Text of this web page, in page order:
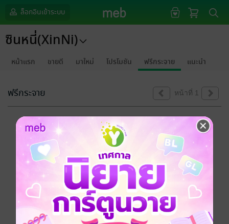
ล็อกอินเข้าระบบ
ซินหนี่(XinNi)
หน้าแรก ขายดี มาใหม่ โปรโมชัน ฟรีกระจาย แนะนำ
ฟรีกระจาย หน้าที่ 1
ขออภัยด้วยนะคะ
ไม่พบข้อมูลในหัวข้อที่คุณกำลังชมค่ะ